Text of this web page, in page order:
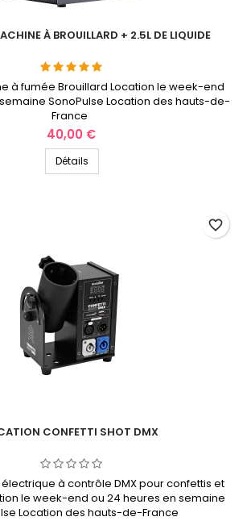
À BROUILLARD + 2.5L DE LIQUIDE
à fumée Brouillard Location le week-end
SonoPulse Location des hauts-de-
France
Prix
40,00 €
Détails
CONFETTI SHOT DMX
à contrôle DMX pour confettis et
le week-end ou 24 heures en semaine
Location des hauts-de-France
favorite_border